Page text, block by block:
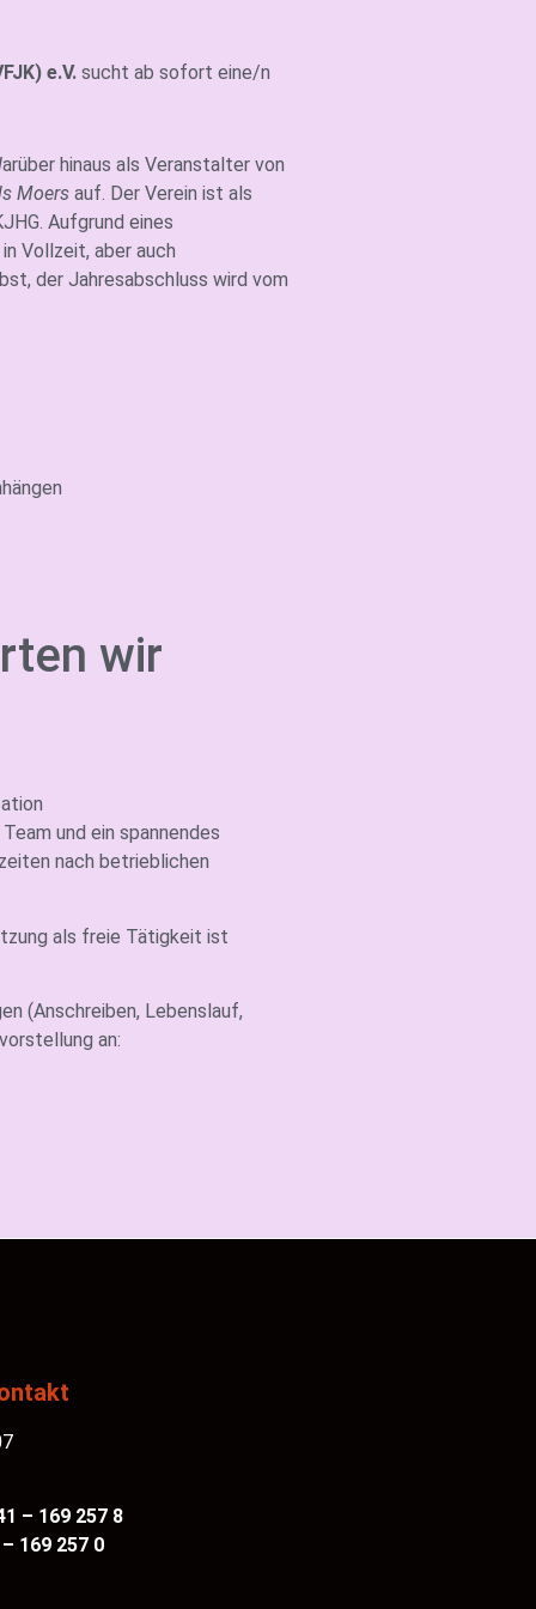
e.V.sucht ab sofort eine/n
arüber hinaus als Veranstalter von
Moers auf. Der Verein ist als
Aufgrund eines
Vollzeit, aber auch
der Jahresabschluss wird vom
wir
und ein spannendes
nach betrieblichen
als freie Tätigkeit ist
(Anschreiben, Lebenslauf,
an:
– 169 257 8
169 257 0